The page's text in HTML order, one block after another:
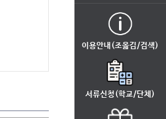
이용안내(조옮김/검색)
서류신청(학교/단체)